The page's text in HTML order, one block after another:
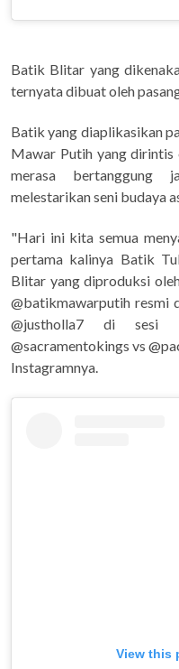
Batik Blitar yang
ternyata dibuat oleh
Batik yang diaplikasikan
Mawar Putih yang dirintis
merasa bertanggung
melestarikan seni budaya
"Hari ini kita semua
pertama kalinya Batik
Blitar yang diproduksi
@batikmawarputih resmi
@justholla7 di sesi
@sacramentokings vs
Instagramnya.
View this